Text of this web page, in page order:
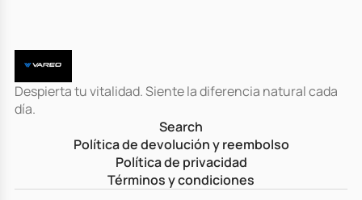
Despierta tu vitalidad. Siente la diferencia natural cada
día.
Search
Política de devolución y reembolso
Política de privacidad
Términos y condiciones